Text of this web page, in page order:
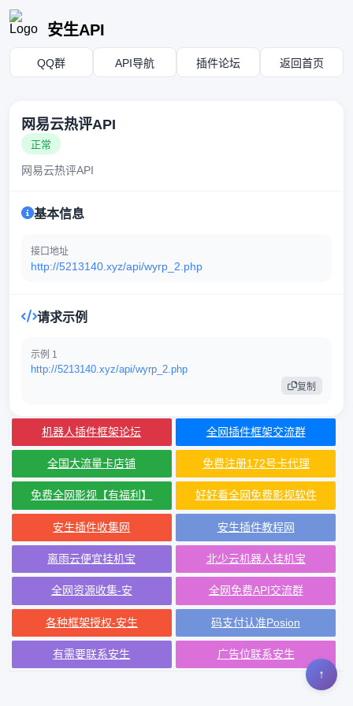
安生API
QQ群 API导航 插件论坛 返回首页
网易云热评API
正常
网易云热评API
基本信息
接口地址
http://5213140.xyz/api/wyrp_2.php
请求示例
示例 1
http://5213140.xyz/api/wyrp_2.php
复制
↑
机器人插件框架论坛 全网插件框架交流群
全国大流量卡店铺 免费注册172号卡代理
免费全网影视【有福利】 好好看全网免费影视软件
安生插件收集网 安生插件教程网
离雨云便宜挂机宝 北少云机器人挂机宝
全网资源收集-安 全网免费API交流群
各种框架授权-安生 码支付认准Posion
有需要联系安生 广告位联系安生